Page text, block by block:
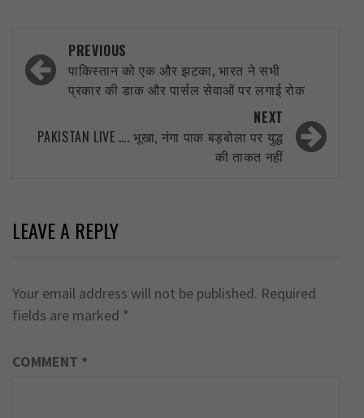
Post
navigation
PREVIOUS
पाकिस्तान को एक और झटका, भारत ने सभी
प्रकार की डाक और पार्सल सेवाओं पर लगाई रोक
NEXT
PAKISTAN LIVE …. भूखा, नंगा पाक बड़बोला पर युद्ध
की ताकत नहीं
LEAVE A REPLY
Your email address will not be published. Required
fields are marked *
COMMENT *